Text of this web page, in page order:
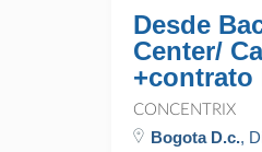
Desde
Center/
CONCENTRIX
Bogota D.c.,